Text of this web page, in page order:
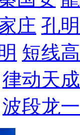
庄 孔
短线
律动天成
波段龙一